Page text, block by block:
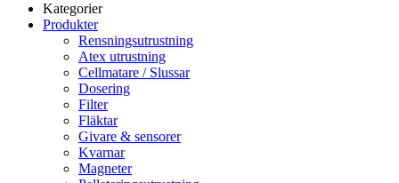
Kategorier
Produkter
Rensningsutrustning
Atex utrustning
Cellmatare / Slussar
Dosering
Filter
Fläktar
Givare & sensorer
Kvarnar
Magneter